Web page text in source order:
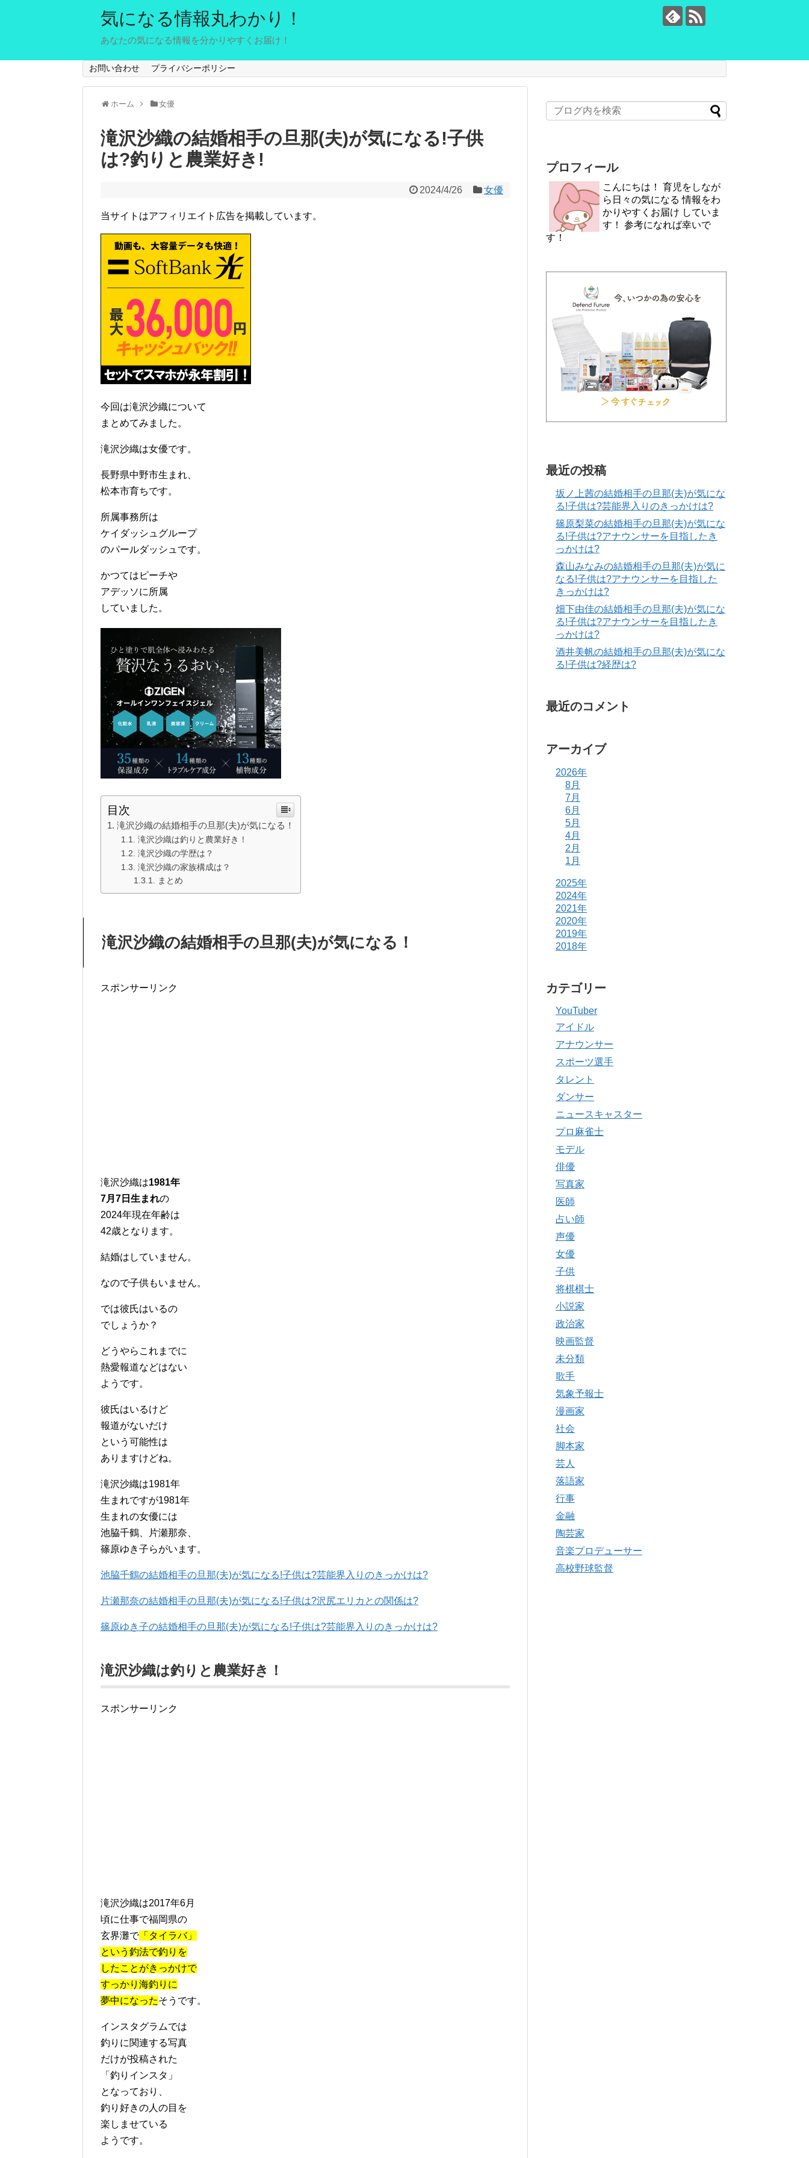
気になる情報丸わかり！
あなたの気になる情報を分かりやすくお届け！
お問い合わせ プライバシーポリシー
ホーム 女優
滝沢沙織の結婚相手の旦那(夫)が気になる!子供
は?釣りと農業好き!
2024/4/26 女優
当サイトはアフィリエイト広告を掲載しています。
今回は滝沢沙織について
まとめてみました。
滝沢沙織は女優です。
長野県中野市生まれ、
松本市育ちです。
所属事務所は
ケイダッシュグループ
のパールダッシュです。
かつてはピーチや
アデッソに所属
していました。
目次
滝沢沙織の結婚相手の旦那(夫)が気になる！
滝沢沙織は釣りと農業好き！
滝沢沙織の学歴は？
滝沢沙織の家族構成は？
まとめ
滝沢沙織の結婚相手の旦那(夫)が気になる！
スポンサーリンク
滝沢沙織は1981年
7月7日生まれの
2024年現在年齢は
42歳となります。
結婚はしていません。
なので子供もいません。
では彼氏はいるの
でしょうか？
どうやらこれまでに
熱愛報道などはない
ようです。
彼氏はいるけど
報道がないだけ
という可能性は
ありますけどね。
滝沢沙織は1981年
生まれですが1981年
生まれの女優には
池脇千鶴、片瀬那奈、
篠原ゆき子らがいます。
池脇千鶴の結婚相手の旦那(夫)が気になる!子供は?芸能界入りのきっかけは?
片瀬那奈の結婚相手の旦那(夫)が気になる!子供は?沢尻エリカとの関係は?
篠原ゆき子の結婚相手の旦那(夫)が気になる!子供は?芸能界入りのきっかけは?
滝沢沙織は釣りと農業好き！
スポンサーリンク
滝沢沙織は2017年6月
頃に仕事で福岡県の
玄界灘で 「タイラバ」
という釣法で釣りを
したことがきっかけで
すっかり海釣りに
夢中になったそうです。
インスタグラムでは
釣りに関連する写真
だけが投稿された
「釣りインスタ」
となっており、
釣り好きの人の目を
楽しませている
ようです。
プロフィール
こんにちは！ 育児をしなが
ら日々の気になる 情報をわ
かりやすくお届け していま
す！ 参考になれば幸いで
す！
最近の投稿
坂ノ上茜の結婚相手の旦那(夫)が気にな
る!子供は?芸能界入りのきっかけは?
篠原梨菜の結婚相手の旦那(夫)が気にな
る!子供は?アナウンサーを目指したき
っかけは?
森山みなみの結婚相手の旦那(夫)が気に
なる!子供は?アナウンサーを目指した
きっかけは?
畑下由佳の結婚相手の旦那(夫)が気にな
る!子供は?アナウンサーを目指したき
っかけは?
酒井美帆の結婚相手の旦那(夫)が気にな
る!子供は?経歴は?
最近のコメント
アーカイブ
2026年
8月
7月
6月
5月
4月
2月
1月
2025年
2024年
2021年
2020年
2019年
2018年
カテゴリー
YouTuber
アイドル
アナウンサー
スポーツ選手
タレント
ダンサー
ニュースキャスター
プロ麻雀士
モデル
俳優
写真家
医師
占い師
声優
女優
子供
将棋棋士
小説家
政治家
映画監督
未分類
歌手
気象予報士
漫画家
社会
脚本家
芸人
落語家
行事
金融
陶芸家
音楽プロデューサー
高校野球監督